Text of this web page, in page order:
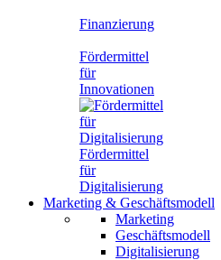
Finanzierung
Fördermittel
für
Innovationen
Fördermittel
für
Digitalisierung
Marketing & Geschäftsmodell
Marketing
Geschäftsmodell
Digitalisierung